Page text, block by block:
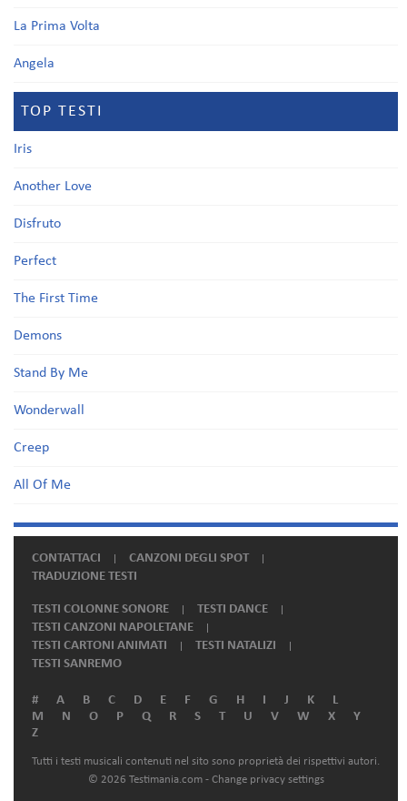
La Prima Volta
Angela
TOP TESTI
Iris
Another Love
Disfruto
Perfect
The First Time
Demons
Stand By Me
Wonderwall
Creep
All Of Me
CONTATTACI
CANZONI DEGLI SPOT
TRADUZIONE TESTI
TESTI COLONNE SONORE
TESTI DANCE
TESTI CANZONI NAPOLETANE
TESTI CARTONI ANIMATI
TESTI NATALIZI
TESTI SANREMO
# A B C D E F G H I J K
L
M
N O P Q R S T U V W X
Y
Z
Tutti i testi musicali contenuti nel sito sono proprietà dei rispettivi autori.
© 2026 Testimania.com - Change privacy settings